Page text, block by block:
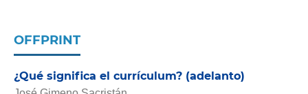
OFFPRINT
¿Qué significa el currículum? (adelanto)